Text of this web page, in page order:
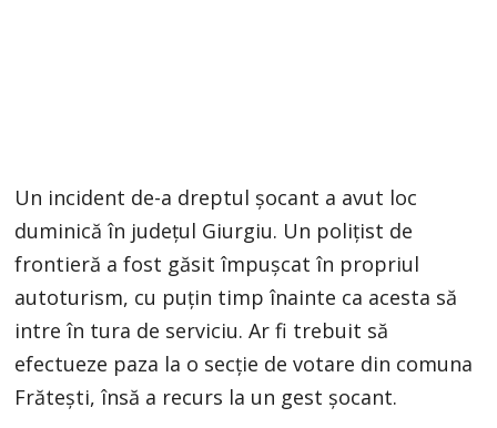
Un incident de-a dreptul șocant a avut loc
duminică în județul Giurgiu. Un polițist de
frontieră a fost găsit împușcat în propriul
autoturism, cu puțin timp înainte ca acesta să
intre în tura de serviciu. Ar fi trebuit să
efectueze paza la o secție de votare din comuna
Frătești, însă a recurs la un gest șocant.